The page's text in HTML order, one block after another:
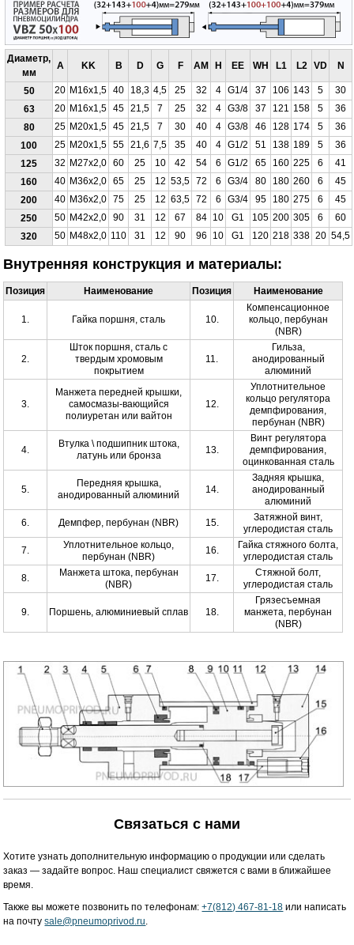
Диаметр,
мм
A KK B D G F AM H EE WH L1 L2 VD N
50 20 M16x1,5 40 18,3 4,5 25 32 4 G1/4 37 106 143 5
30
63
20 M16x1,5 45 21,5 7 25 32 4 G3/8 37 121 158 5
36
80
25 M20x1,5 45 21,5 7 30 40 4 G3/8 46 128 174 5
36
100
25 M20x1,5 55 21,6 7,5 35 40 4 G1/2 51 138 189 5
36
125
32 M27x2,0 60 25 10 42 54 6 G1/2 65 160 225 6
41
160
40 M36x2,0 65 25 12 53,5 72 6 G3/4 80 180 260 6
45
200
40 M36x2,0 75 25 12 63,5 72 6 G3/4 95 180 275 6
45
250
50 M42x2,0 90 31 12 67 84 10 G1 105 200 305 6
60
320
50 M48x2,0 110 31 12 90 96 10 G1 120 218 338 20 54,5
Внутренняя конструкция и материалы:
Позиция Наименование Позиция Наименование
1. Гайка поршня, сталь 10.
Компенсационное
кольцо, пербунан
(NBR)
2.
Шток поршня, сталь с
твердым хромовым
покрытием
11.
Гильза,
анодированный
алюминий
3.
Манжета передней крышки,
самосмазы-вающийся
полиуретан или вайтон
12.
Уплотнительное
кольцо регулятора
демпфирования,
пербунан (NBR)
4.
Втулка \ подшипник штока,
латунь или бронза
13.
Винт регулятора
демпфирования,
оцинкованная сталь
5.
Передняя крышка,
анодированный алюминий
14.
Задняя крышка,
анодированный
алюминий
6.
Демпфер, пербунан (NBR) 15.
Затяжной винт,
углеродистая сталь
7.
Уплотнительное кольцо,
пербунан (NBR)
16.
Гайка стяжного болта,
углеродистая сталь
8.
Манжета штока, пербунан
(NBR)
17.
Стяжной болт,
углеродистая сталь
9. Поршень, алюминиевый сплав 18.
Грязесъемная
манжета, пербунан
(NBR)
Связаться с нами
Хотите узнать дополнительную информацию о продукции или сделать
заказ — задайте вопрос. Наш специалист свяжется с вами в ближайшее
время.
Также вы можете позвонить по телефонам:+7(812) 467-81-18 или написать
на почтуsale@pneumoprivod.ru